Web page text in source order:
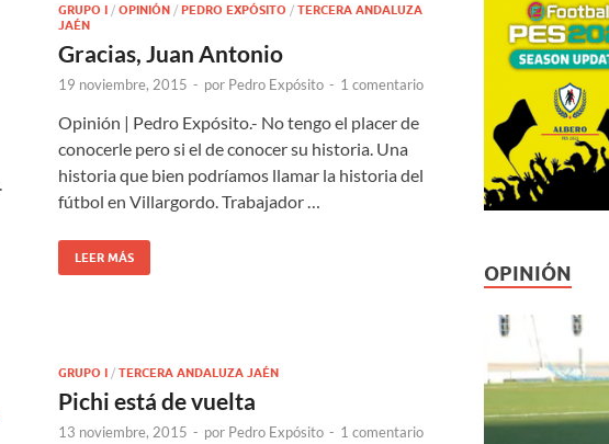
GRUPO I / OPINIÓN / PEDRO EXPÓSITO / TERCERA ANDALUZA
JAÉN
Gracias, Juan Antonio
19 noviembre, 2015 - por Pedro Expósito - 1 comentario
Opinión | Pedro Expósito.- No tengo el placer de
conocerle pero si el de conocer su historia. Una
historia que bien podríamos llamar la historia del
fútbol en Villargordo. Trabajador …
LEER MÁS
GRUPO I / TERCERA ANDALUZA JAÉN
Pichi está de vuelta
13 noviembre, 2015 - por Pedro Expósito - 1 comentario
OPINIÓN